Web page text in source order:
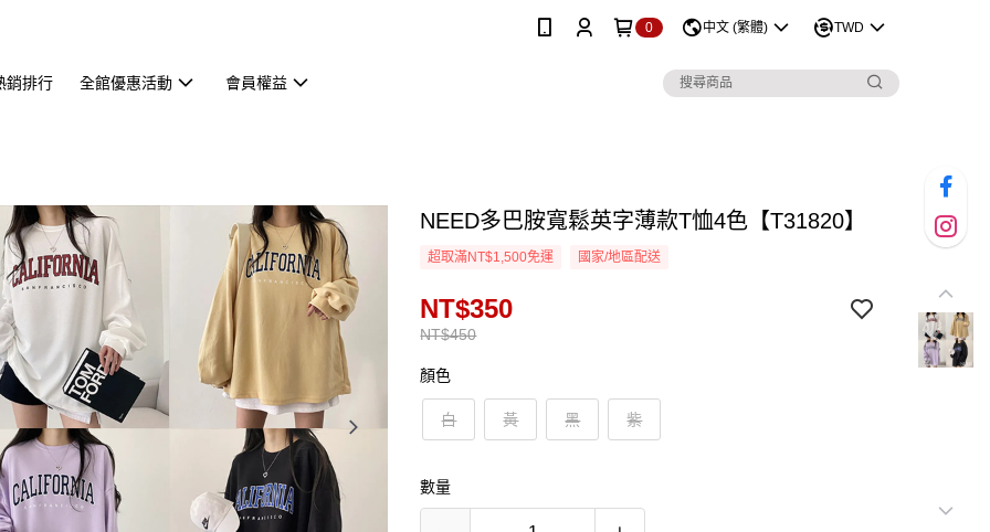
0 中文 (繁體) TWD
銷排行 全館優惠活動 會員權益
NEED多巴胺寬鬆英字薄款T恤4色【T31820】
超取滿NT$1,500免運 國家/地區配送
NT$450
NT$350
顏色
白 黃 黑 紫
數量